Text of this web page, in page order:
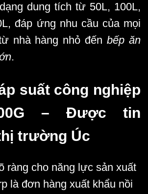
dung tích từ 50L, 100L,
đáp ứng nhu cầu của mọi
nhà hàng nhỏ đếnbếp ăn
.
suất công nghiệp
– Được tin
trường Úc
ràng cho năng lực sản xuất
là đơn hàng xuất khẩu nồi